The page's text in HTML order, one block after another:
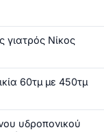
Νίκος
60τμ με 450τμ
υδροπονικού